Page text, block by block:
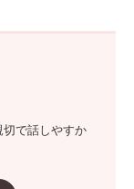
で話しやすか